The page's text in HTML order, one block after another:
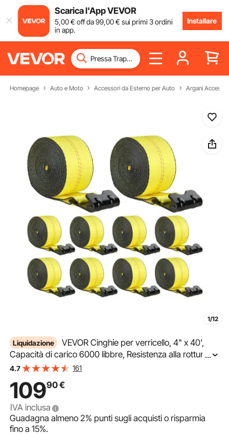
Scarica l'App VEVOR
5,00€ off da99,00€ sui primi 3 ordini
in app.
Installare
Homepage Auto e Moto Accessori da Esterno per Auto Argani
1/12
Liquidazione
VEVOR Cinghie per verricello, 4" x 40',
Capacità di carico 6000 libbre, Resistenza alla rottura
18000 libbre, Cinghie per camion con gancio piatto,
...
4.7 161
10990€
IVA inclusa
Guadagna almeno2% punti sugli acquisti o risparmia
fino a15%.